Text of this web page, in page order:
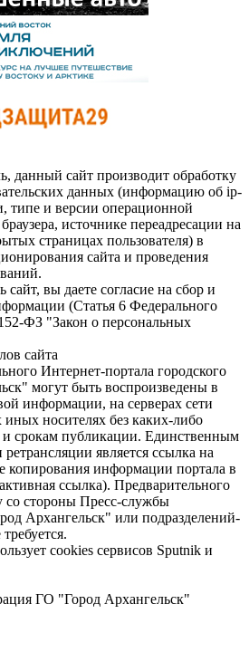
данный сайт производит обработку
данных (информацию об ip-
типе и версии операционной
источнике переадресации на
страницах пользователя) в
сайта и проведения
сайт, вы даете согласие на сбор и
(Статья 6 Федерального
ФЗ "Закон о персональных
сайта
Интернет-портала городского
могут быть воспроизведены в
информации, на серверах сети
носителях без каких-либо
срокам публикации. Единственным
является ссылка на
копирования информации портала в
ссылка). Предварительного
со стороны Пресс-службы
Архангельск" или подразделений-
cookies сервисов Sputnik и
ГО "Город Архангельск"